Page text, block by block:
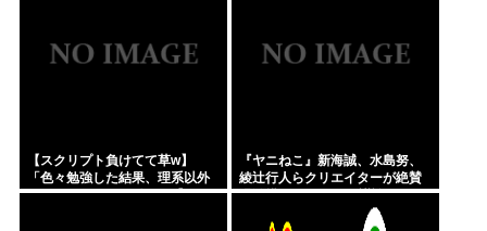
【スクリプト負けてて草w】
「色々勉強した結果、理系以外
はエラー品だと気付いた【ガ
『ヤニねこ』新海誠、水島努、
綾辻行人らクリエイターが絶賛
過激描写はBPOでも議論に